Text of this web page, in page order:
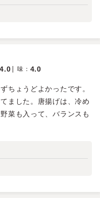
4.0 味 ： 4.0
ちょうどよかったです。
ました。唐揚げは、冷め
菜も入って、バランスも